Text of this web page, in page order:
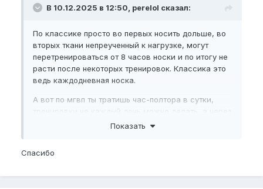
В 10.12.2025 в 12:50, perelol сказал:
По классике просто во первых носить дольше, во
вторых ткани непреученный к нагрузке, могут
перетренироваться от 8 часов носки и по итогу не
расти после некоторых тренировок. Классика это
ведь каждодневная носка.
А вот по мгвп ты тратишь час-полтора в сутки,
день. И эффект явно значимей будет. Плюсов
Показать
Спасибо